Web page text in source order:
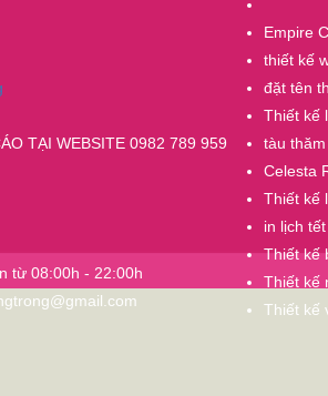
TẠI WEBSITE 0982 789 959
từ 08:00h - 22:00h
Empire
thiết kế
đặt tên
Thiết kế
tàu
Celesta
Thiết kế
in lịch tết
Thiết kế
Thiết kế
Thiết kế